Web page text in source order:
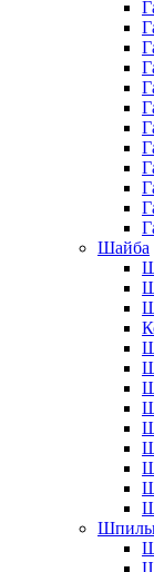
Шайба